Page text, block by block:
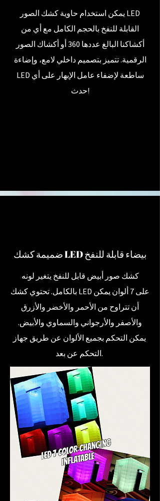
يمكن استخدام حاوية كشك الصور LED
القابلة للنفخ بالحجم الكامل مع أي من
أكشاكنا البالغ عددها 360 أو أكشاك الصور
الرقمية. تتميز بتصميم داخلي لامع، وإضاءة
LED ساطعة لإضفاء عامل الإبهار على أي
حدث!
ضميمة كشك LED بيضاء قابلة للنفخ
كشك صور أبيض قابل للنفخ يتغير لونه
بالكامل. تحتوي كشك LED على 7 ألوان يمكن
أن تتراوح من الأحمر والأخضر والأزرق
والأصفر والأرجواني والسماوي والأبيض.
يمكن التحكم بجميع الألوان عن طريق جهاز
التحكم عن بعد.